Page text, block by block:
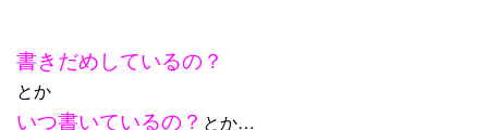
書きだめしているの？
とか
いつ書いているの？ とか…